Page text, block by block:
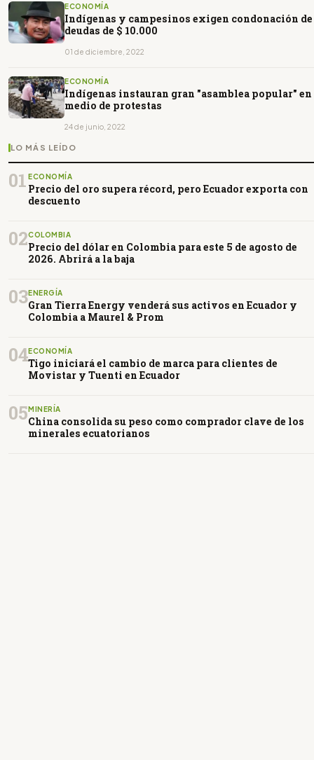
ECONOMÍA
Indígenas y campesinos exigen condonación de
deudas de $ 10.000
01 de diciembre, 2022
ECONOMÍA
Indígenas instauran gran "asamblea popular" en
medio de protestas
24 de junio, 2022
LO MÁS LEÍDO
01 ECONOMÍA
Precio del oro supera récord, pero Ecuador exporta con
descuento
02COLOMBIA
Precio del dólar en Colombia para este 5 de agosto de
2026. Abrirá a la baja
03ENERGÍA
Gran Tierra Energy venderá sus activos en Ecuador y
Colombia a Maurel & Prom
04ECONOMÍA
Tigo iniciará el cambio de marca para clientes de
Movistar y Tuenti en Ecuador
05MINERÍA
China consolida su peso como comprador clave de los
minerales ecuatorianos